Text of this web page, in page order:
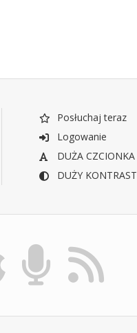
Posłuchaj teraz
Logowanie
DUŻA CZCIONKA
DUŻY KONTRAST